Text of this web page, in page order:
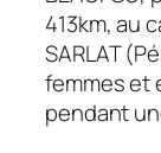
413km, au
SARLAT
femmes et
pendant